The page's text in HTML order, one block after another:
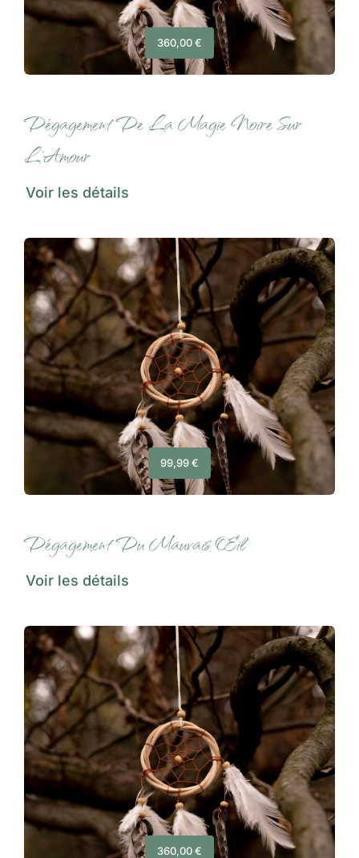
360,00€
Dégagement De La Magie Noire Sur
L’Amour
Voir les détails
99,99€
Dégagement Du Mauvais Œil
Voir les détails
360,00€